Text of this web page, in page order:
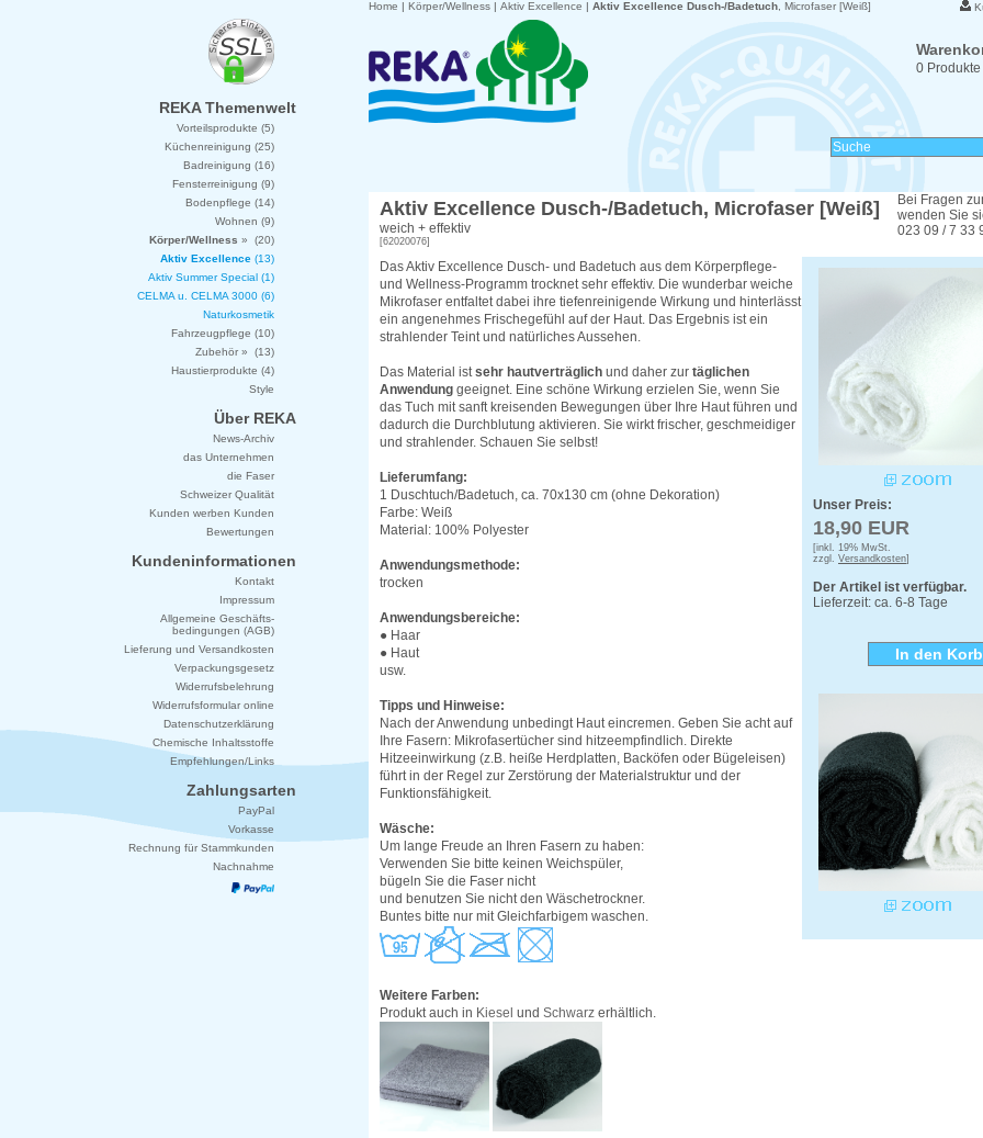
0 Produkte
Home | Körper/Wellness | Aktiv Excellence | Aktiv Excellence Dusch-/Badetuch , Microfaser [Weiß]
Bei Fragen
wenden Sie
023 09 / 7 33
Aktiv Excellence Dusch-/Badetuch, Microfaser [Weiß]
weich + effektiv
[62020076]
Unser Preis:
18,90 EUR
[inkl. 19% MwSt.
zzgl. Versandkosten]
Der Artikel ist verfügbar.
Lieferzeit: ca. 6-8 Tage
Das Aktiv Excellence Dusch- und Badetuch aus dem Körperpflege-
und Wellness-Programm trocknet sehr effektiv. Die wunderbar weiche
Mikrofaser entfaltet dabei ihre tiefenreinigende Wirkung und hinterlässt
ein angenehmes Frischegefühl auf der Haut. Das Ergebnis ist ein
strahlender Teint und natürliches Aussehen.
Das Material istsehr hautverträglich und daher zur täglichen
Anwendung geeignet. Eine schöne Wirkung erzielen Sie, wenn Sie
das Tuch mit sanft kreisenden Bewegungen über Ihre Haut führen und
dadurch die Durchblutung aktivieren. Sie wirkt frischer, geschmeidiger
und strahlender. Schauen Sie selbst!
Lieferumfang:
1 Duschtuch/Badetuch, ca. 70x130 cm (ohne Dekoration)
Farbe: Weiß
Material: 100% Polyester
Anwendungsmethode:
trocken
Anwendungsbereiche:
● Haar
● Haut
usw.
Tipps und Hinweise:
Nach der Anwendung unbedingt Haut eincremen. Geben Sie acht auf
Ihre Fasern: Mikrofasertücher sind hitzeempfindlich. Direkte
Hitzeeinwirkung (z.B. heiße Herdplatten, Backöfen oder Bügeleisen)
führt in der Regel zur Zerstörung der Materialstruktur und der
Funktionsfähigkeit.
Wäsche:
Um lange Freude an Ihren Fasern zu haben:
Verwenden Sie bitte keinen Weichspüler,
bügeln Sie die Faser nicht
und benutzen Sie nicht den Wäschetrockner.
Buntes bitte nur mit Gleichfarbigem waschen.
Weitere Farben:
Produkt auch in Kiesel und Schwarz erhältlich.
REKA Themenwelt
Vorteilsprodukte (5)
Küchenreinigung (25)
Badreinigung (16)
Fensterreinigung (9)
Bodenpflege (14)
Wohnen (9)
Körper/Wellness » (20)
Aktiv Excellence (13)
Aktiv Summer Special (1)
CELMA u. CELMA 3000 (6)
Naturkosmetik
Fahrzeugpflege (10)
Zubehör » (13)
Haustierprodukte (4)
Style
Über REKA
News-Archiv
das Unternehmen
die Faser
Schweizer Qualität
Kunden werben Kunden
Bewertungen
Kundeninformationen
Kontakt
Impressum
Allgemeine Geschäfts-
bedingungen (AGB)
Lieferung und Versandkosten
Verpackungsgesetz
Widerrufsbelehrung
Widerrufsformular online
Datenschutzerklärung
Chemische Inhaltsstoffe
Empfehlungen/Links
Zahlungsarten
PayPal
Vorkasse
Rechnung für Stammkunden
Nachnahme